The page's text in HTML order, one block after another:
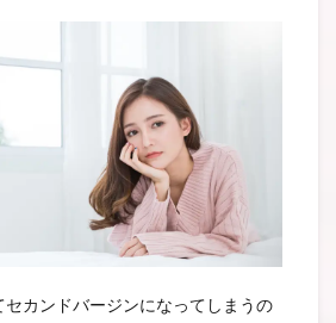
セカンドバージンになってしまうの